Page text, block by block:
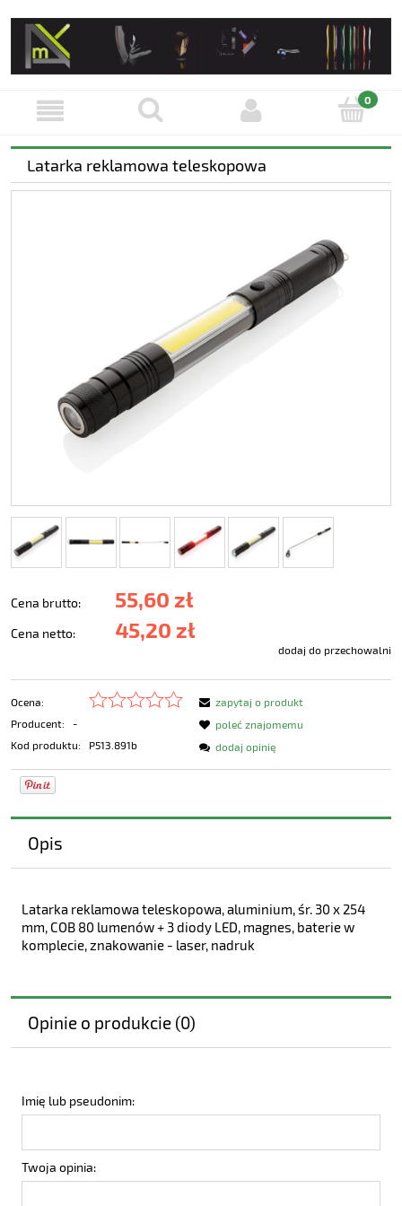
Latarka reklamowa teleskopowa
Cena brutto: 55,60 zł
Cena netto: 45,20 zł
dodaj do przechowalni
Ocena:
Producent:
-
Kod produktu:
P513.891b
zapytaj o produkt
poleć znajomemu
dodaj opinię
Opis
Latarka reklamowa teleskopowa, aluminium, śr. 30 x 254
mm, COB 80 lumenów + 3 diody LED, magnes, baterie w
komplecie, znakowanie - laser, nadruk
Opinie o produkcie (0)
Imię lub pseudonim:
Twoja opinia: